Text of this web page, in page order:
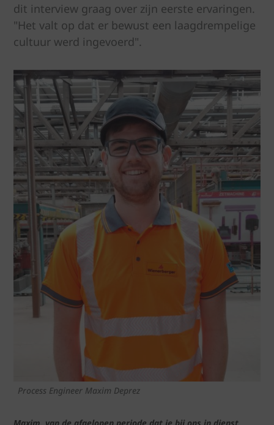
dit interview graag over zijn eerste ervaringen.
"Het valt op dat er bewust een laagdrempelige
cultuur werd ingevoerd".
Process Engineer Maxim Deprez
Maxim, van de afgelopen periode dat je bij ons in dienst